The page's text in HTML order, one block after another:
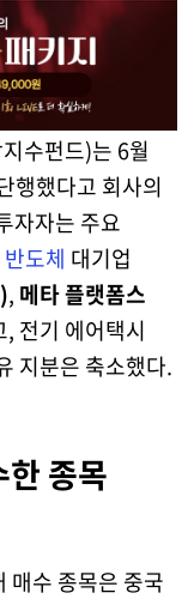
수펀드)는 6월
행했다고 회사의
자자는 주요
반도체 대기업
), 메타 플랫폼스
전기 에어택시
지분은 축소했다.
종목
매수 종목은 중국